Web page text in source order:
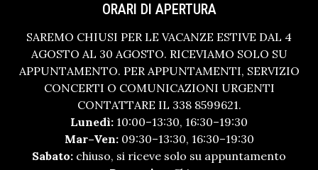
ORARI DI APERTURA
SAREMO CHIUSI PER LE VACANZE ESTIVE DAL 4
AGOSTO AL 30 AGOSTO. RICEVIAMO SOLO SU
APPUNTAMENTO. PER APPUNTAMENTI, SERVIZIO
CONCERTI O COMUNICAZIONI URGENTI
CONTATTARE IL 338 8599621.
Lunedì: 10:00–13:30, 16:30–19:30
Mar–Ven:09:30–13:30, 16:30–19:30
Sabato: chiuso, si riceve solo su appuntamento